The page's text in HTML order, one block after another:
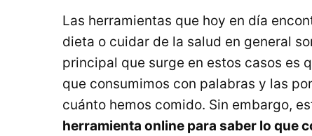
Las herramientas que hoy en día
dieta o cuidar de la salud en general
principal que surge en estos casos es
que consumimos con palabras y las
cuánto hemos comido. Sin embargo,
herramienta online para saber lo que